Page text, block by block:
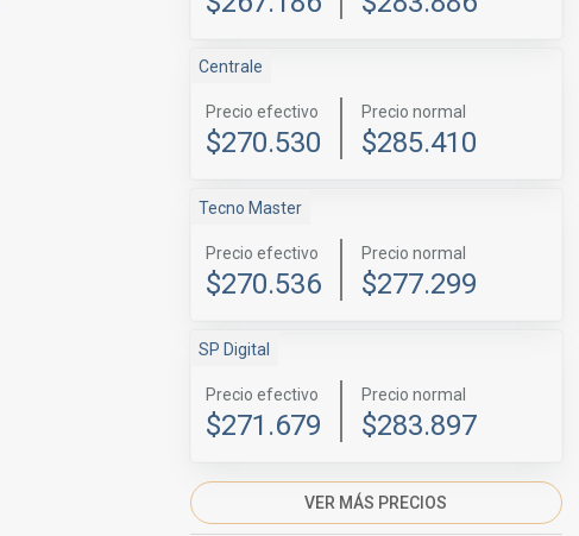
Centrale
Precio efectivo
$270.530
Precio normal
$285.410
Tecno Master
Precio efectivo
$270.536
Precio normal
$277.299
SP Digital
Precio efectivo
$271.679
Precio normal
$283.897
VER MÁS PRECIOS